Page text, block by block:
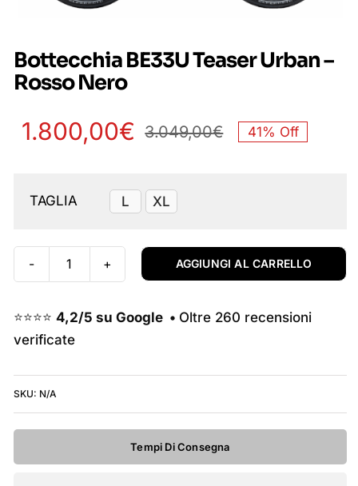
Bottecchia BE33U Teaser Urban –
Rosso Nero
3.049,00€
era:
1.800,00€
è:
41% Off
TAGLIA L XL
Bottecchia
Teaser
Urban
Rosso
AGGIUNGI AL CARRELLO
⭐⭐⭐⭐ 4,2/5 su Google • Oltre 260 recensioni
verificate
SKU: N/A
Tempi Di Consegna